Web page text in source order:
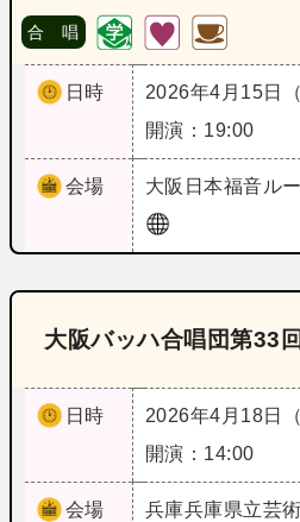
合 唱
日時
2026年4月15日（
開演：19:00
会場 大阪 日本福音ル
大阪バッハ合唱団第33
日時
2026年4月18日（
開演：14:00
会場 兵庫兵庫県立芸